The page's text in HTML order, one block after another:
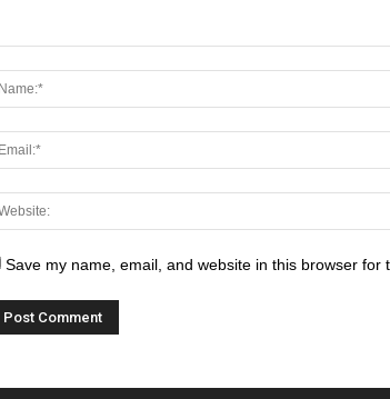
Save my name, email, and website in this browser for